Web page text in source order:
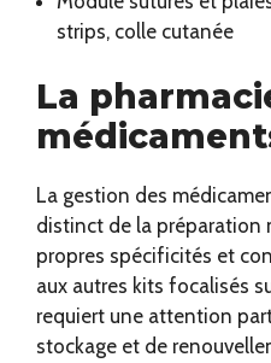
strips, colle cutanée
La
La gestion des
distinct de la préparation
propres spécificités et
aux autres kits focalisés
requiert une attention
stockage et de